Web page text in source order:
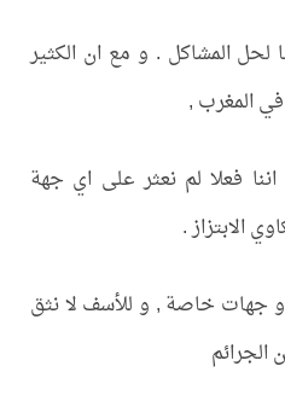
المشاكل . و مع ان الكثير
المغرب ,
اننا فعلا لم نعثر على اي جهة
الابتزاز .
جهات خاصة , و للأسف لا نثق
الجرائم